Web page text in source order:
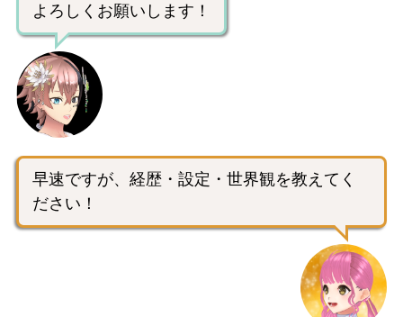
よろしくお願いします！
早速ですが、経歴・設定・世界観を教えてく
ださい！